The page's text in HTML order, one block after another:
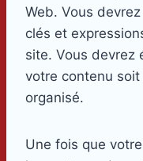
Web. Vous
clés et
site. Vous devrez
votre contenu
organisé.
Une fois que